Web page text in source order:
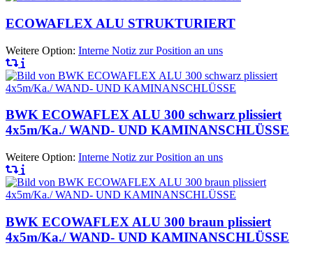
ECOWAFLEX ALU STRUKTURIERT
Weitere Option: Interne Notiz zur Position an uns
BWK ECOWAFLEX ALU 300 schwarz plissiert
4x5m/Ka./ WAND- UND KAMINANSCHLÜSSE
Weitere Option: Interne Notiz zur Position an uns
BWK ECOWAFLEX ALU 300 braun plissiert
4x5m/Ka./ WAND- UND KAMINANSCHLÜSSE